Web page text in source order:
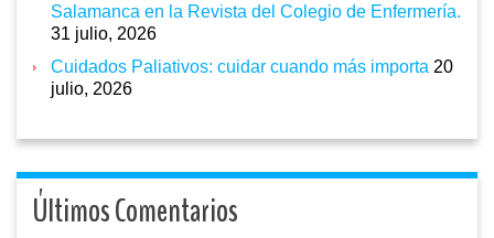
Salamanca en la Revista del Colegio de Enfermería.
31 julio, 2026
Cuidados Paliativos: cuidar cuando más importa 20
julio, 2026
Últimos Comentarios